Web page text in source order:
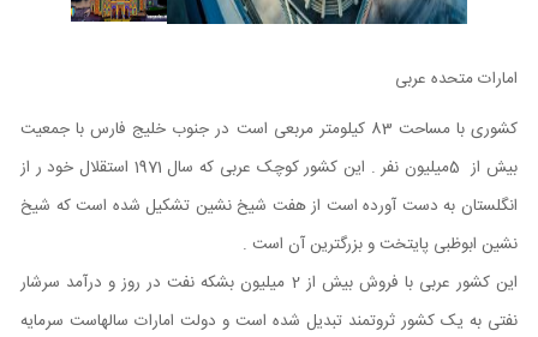
امارات متحده عربی
کشوری با مساحت 83 کیلومتر مربعی است در جنوب خلیج فارس با جمعیت
بیش از 5میلیون نفر . این کشور کوچک عربی که سال 1971 استقلال خود ر از
انگلستان به دست آورده است از هفت شیخ نشین تشکیل شده است که شیخ
نشین ابوظبی پایتخت و بزرگترین آن است .
این کشور عربی با فروش بیش از 2 میلیون بشکه نفت در روز و درآمد سرشار
نفتی به یک کشور ثروتمند تبدیل شده است و دولت امارات سالهاست سرمایه